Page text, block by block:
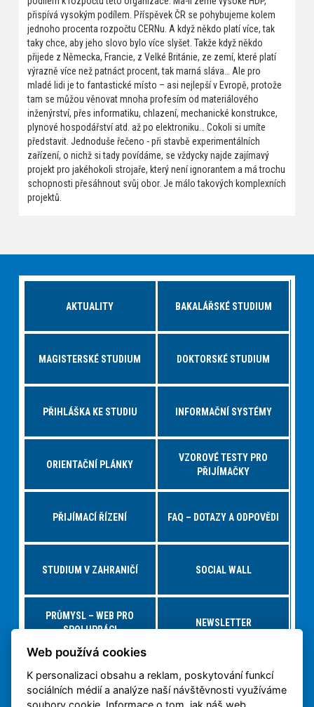
přispívá vysokým podílem. Příspěvek ČR se pohybujeme kolem
jednoho procenta rozpočtu CERNu. A když někdo platí více, tak
taky chce, aby jeho slovo bylo více slyšet. Takže když někdo
přijede z Německa, Francie, z Velké Británie, ze zemí, které platí
výrazně více než patnáct procent, tak marná sláva… Ale pro
mladé lidi je to fantastické místo – asi nejlepší v Evropě, protože
tam se můžou věnovat mnoha profesím od materiálového
inženýrství, přes informatiku, chlazení, mechanické konstrukce,
plynové hospodářství atd. až po elektroniku… Cokoli si umíte
představit. Jednoduše řečeno - při stavbě experimentálních
zařízení, o nichž si tady povídáme, se vždycky najde zajímavý
projekt pro jakéhokoli strojaře, který není ignorantem a má trochu
schopnosti přesáhnout svůj obor. Je málo takových komplexních
projektů.
AKTUALITY BAKALÁŘSKÉ STUDIUM
MAGISTERSKÉ STUDIUM DOKTORSKÉ STUDIUM
PŘIHLÁŠKA KE STUDIU INFORMAČNÍ SYSTÉMY
ORIENTAČNÍ PLÁNKY
VZOROVÉ TESTY PRO
PŘIJÍMAČKY
PŘIJÍMACÍ ŘÍZENÍ FAQ – DOTAZY A ODPOVĚDI
STUDIUM V ZAHRANIČÍ SOCIAL WALL
PRŮMYSL – WEB PRO
SPOLUPRÁCI
NEWSLETTER
NABÍDKY PRÁCE – JOBS FS VIRTUÁLNÍ PROHLÍDKA
Web používá cookies
K personalizaci obsahu a reklam, poskytování funkcí
sociálních médií a analýze naší návštěvnosti využíváme
soubory cookie. Informace o tom, jak náš web